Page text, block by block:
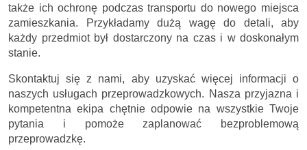
także ich ochronę podczas transportu do nowego miejsca
zamieszkania. Przykładamy dużą wagę do detali, aby
każdy przedmiot był dostarczony na czas i w doskonałym
stanie.
Skontaktuj się z nami, aby uzyskać więcej informacji o
naszych usługach przeprowadzkowych. Nasza przyjazna i
kompetentna ekipa chętnie odpowie na wszystkie Twoje
pytania i pomoże zaplanować bezproblemową
przeprowadzkę.